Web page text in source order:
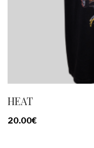
HEAT
20.00€